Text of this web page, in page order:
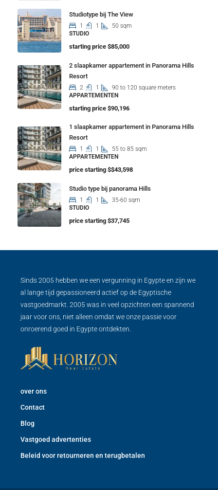
Studiotype bij The View
1 1
50 sqm
STUDIO
starting price $85,000
2 slaapkamer appartement in Panorama Hills
Resort
2 1
90 to 120 square meters
APPARTEMENTEN
starting price $90,196
1 slaapkamer appartement in Panorama Hills
Resort
1 1
55 to 85 sqm
APPARTEMENTEN
price starting $$43,598
Studio type bij panorama Hills
1 1
35-60 sqm
STUDIO
price starting $37,745
Sinds 2005 hebben we een vergunning in Egypte en zijn we
al lange tijd gepassioneerd actief op de Egyptische
vastgoedmarkt. 2005 was in veel opzichten een spannend
jaar voor ons, niet alleen omdat we onze passie voor
onroerend goed in Egypte ontdekten.
over ons
Contact
Blog
Vastgoed advertenties
Beleid voor retourneren en terugbetalen